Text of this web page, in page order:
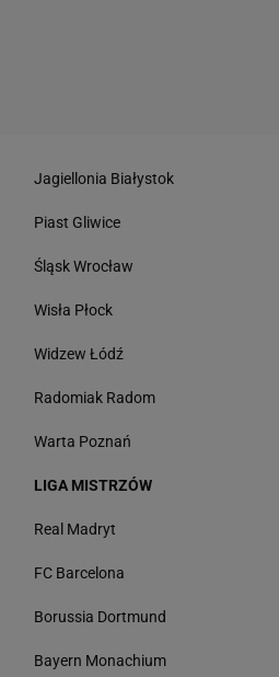
Jagiellonia Białystok
Piast Gliwice
Śląsk Wrocław
Wisła Płock
Widzew Łódź
Radomiak Radom
Warta Poznań
LIGA MISTRZÓW
Real Madryt
FC Barcelona
Borussia Dortmund
Bayern Monachium